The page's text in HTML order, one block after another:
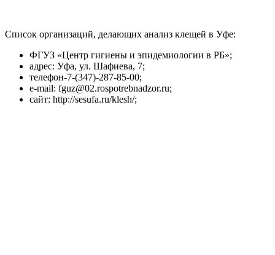
Список организаций, делающих анализ клещей в Уфе:
ФГУЗ «Центр гигиены и эпидемиологии в РБ»;
адрес: Уфа, ул. Шафиева, 7;
телефон-7-(347)-287-85-00;
e-mail: fguz@02.rospotrebnadzor.ru;
сайт: http://sesufa.ru/klesh/;